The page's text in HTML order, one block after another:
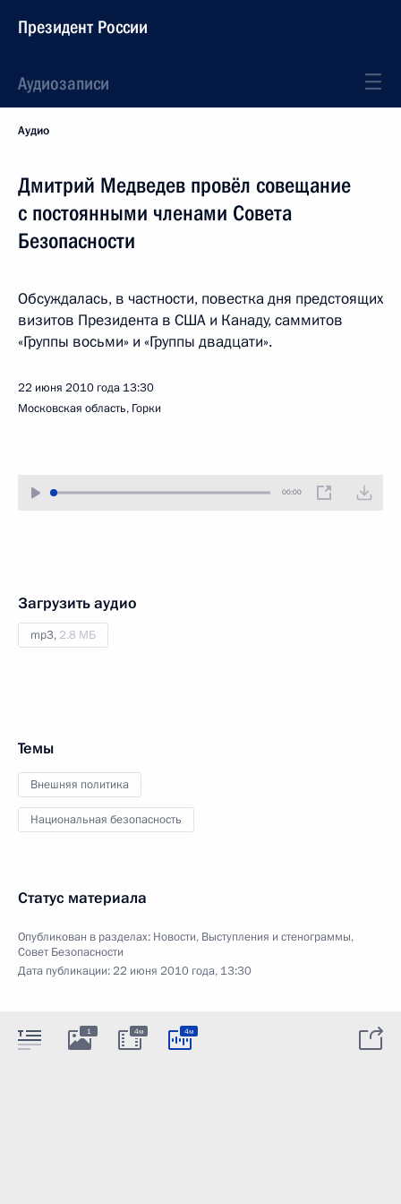
Президент России
Аудиозаписи
Аудио
Дмитрий Медведев провёл совещание
с постоянными членами Совета
Безопасности
Обсуждалась, в частности, повестка дня предстоящих
визитов Президента в США и Канаду, саммитов
«Группы восьми» и «Группы двадцати».
22 июня 2010 года 13:30
Московская область, Горки
00:00
Загрузить аудио
mp3, 2.8 МБ
Темы
Внешняя политика
Национальная безопасность
Статус материала
Опубликован в разделах: Новости, Выступления и стенограммы,
Совет Безопасности
Дата публикации:22 июня 2010 года, 13:30
1 4м 4м